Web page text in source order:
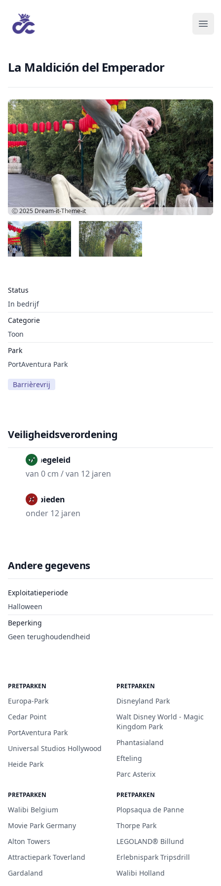
La Maldición del Emperador
Status
In bedrijf
Categorie
Toon
Park
PortAventura Park
Barrièrevrij
Ⓒ 2025 Dream-it-Theme-it
Veiligheidsverordening
Onbegeleid
van 0 cm / van 12 jaren
Verbieden
onder 12 jaren
Andere gegevens
Exploitatieperiode
Halloween
Beperking
Geen terughoudendheid
PRETPARKEN
Europa-Park
Cedar Point
PortAventura Park
Universal Studios Hollywood
Heide Park
PRETPARKEN
Disneyland Park
Walt Disney World - Magic
Kingdom Park
Phantasialand
Efteling
Parc Asterix
PRETPARKEN
Walibi Belgium
Movie Park Germany
Alton Towers
Attractiepark Toverland
Gardaland
PRETPARKEN
Plopsaqua de Panne
Thorpe Park
LEGOLAND® Billund
Erlebnispark Tripsdrill
Walibi Holland